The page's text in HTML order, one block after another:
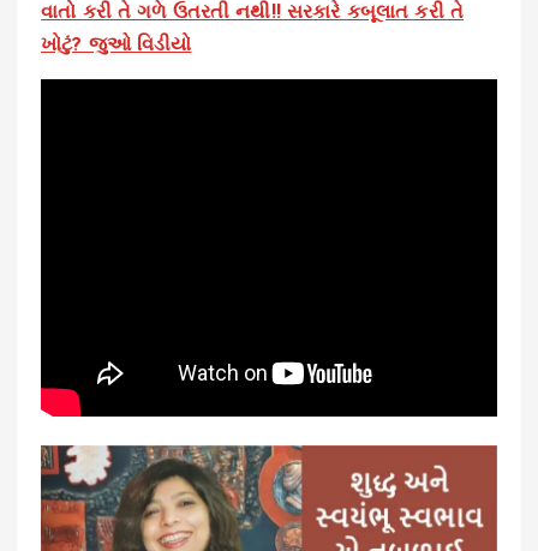
વાતો કરી તે ગળે ઉતરતી નથી!! સરકારે કબૂલાત કરી તે
ખોટું? જુઓ વિડીયો